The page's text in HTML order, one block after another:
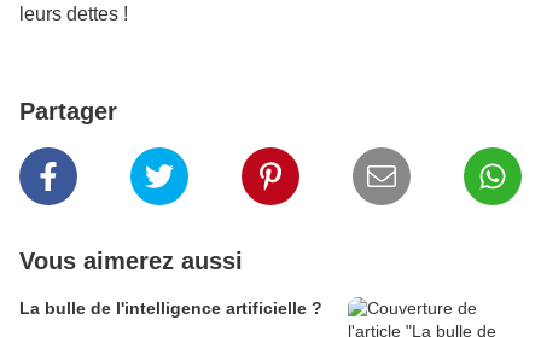
leurs dettes !
Partager
Vous aimerez aussi
La bulle de l'intelligence artificielle ?